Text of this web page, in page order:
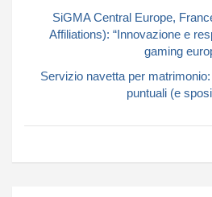
SiGMA Central Europe,
Affiliations): “Innovazione e
gaming
Servizio navetta per
puntuali (e